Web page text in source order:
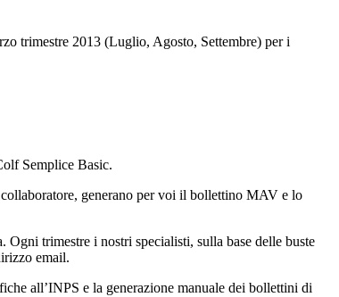
trimestre 2013 (Luglio, Agosto, Settembre) per i
Semplice Basic.
generano per voi il bollettino MAV e lo
trimestre i nostri specialisti, sulla base delle buste
email.
all’INPS e la generazione manuale dei bollettini di